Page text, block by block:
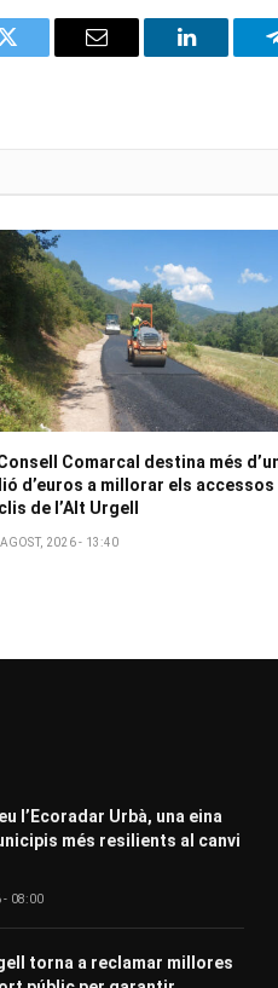
Twitter Email LinkedIn
Comarcal destina més
d’euros a millorar els accessos
de l’Alt Urgell
2026 - 13:40
l’Ecoradar Urbà, una eina
més resilients al canvi
- 08:00
torna a reclamar millores